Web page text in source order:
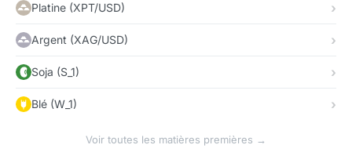
Platine (XPT/USD)
Argent (XAG/USD)
Soja (S_1)
Blé (W_1)
Voir toutes les matières premières →